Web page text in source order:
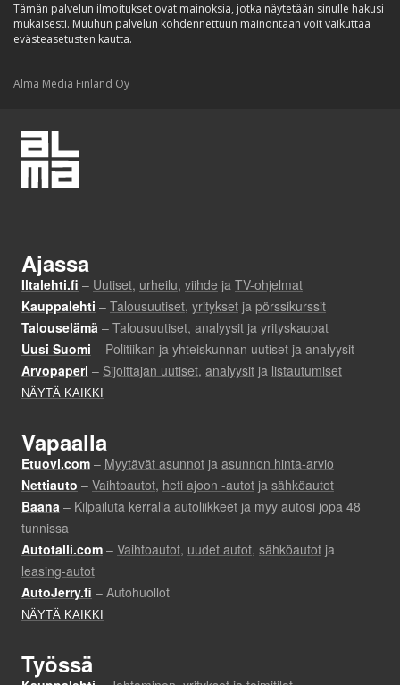
Tämän palvelun ilmoitukset ovat mainoksia, jotka näytetään sinulle hakusi
mukaisesti. Muuhun palvelun kohdennettuun mainontaan voit vaikuttaa
evästeasetusten kautta.
Alma Media Finland Oy